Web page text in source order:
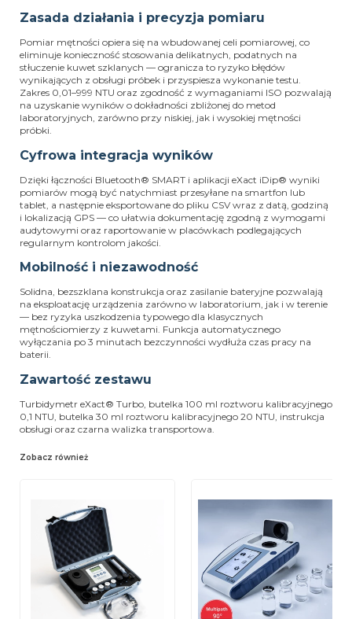
Zasada działania i precyzja pomiaru
Pomiar mętności opiera się na wbudowanej celi pomiarowej, co
eliminuje konieczność stosowania delikatnych, podatnych na
stłuczenie kuwet szklanych — ogranicza to ryzyko błędów
wynikających z obsługi próbek i przyspiesza wykonanie testu.
Zakres 0,01–999 NTU oraz zgodność z wymaganiami ISO pozwalają
na uzyskanie wyników o dokładności zbliżonej do metod
laboratoryjnych, zarówno przy niskiej, jak i wysokiej mętności
próbki.
Cyfrowa integracja wyników
Dzięki łączności Bluetooth® SMART i aplikacji eXact iDip® wyniki
pomiarów mogą być natychmiast przesyłane na smartfon lub
tablet, a następnie eksportowane do pliku CSV wraz z datą, godziną
i lokalizacją GPS — co ułatwia dokumentację zgodną z wymogami
audytowymi oraz raportowanie w placówkach podlegających
regularnym kontrolom jakości.
Mobilność i niezawodność
Solidna, bezszklana konstrukcja oraz zasilanie bateryjne pozwalają
na eksploatację urządzenia zarówno w laboratorium, jak i w terenie
— bez ryzyka uszkodzenia typowego dla klasycznych
mętnościomierzy z kuwetami. Funkcja automatycznego
wyłączania po 3 minutach bezczynności wydłuża czas pracy na
baterii.
Zawartość zestawu
Turbidymetr eXact® Turbo, butelka 100 ml roztworu kalibracyjnego
0,1 NTU, butelka 30 ml roztworu kalibracyjnego 20 NTU, instrukcja
obsługi oraz czarna walizka transportowa.
Zobacz również